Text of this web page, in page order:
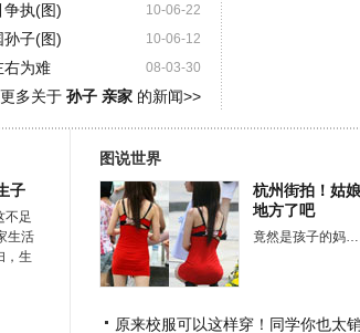
10-06-22
争执(图)
10-06-12
孙子(图)
08-03-30
右为难
更多关于 孙子 亲家的新闻>>
子
不足
生活
，生
图说世界
杭州街拍！姑
地方了吧
竟然是孩子的妈
原来校服可以这样穿！同学你也太